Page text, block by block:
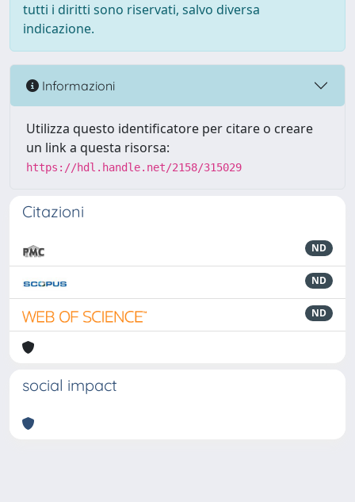
tutti i diritti sono riservati, salvo diversa
indicazione.
Informazioni
Utilizza questo identificatore per citare o creare
un link a questa risorsa:
https://hdl.handle.net/2158/315029
Citazioni
ND
ND
ND
social impact